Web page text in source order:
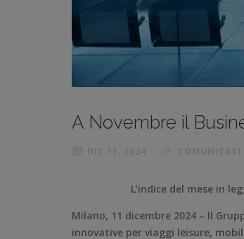
A Novembre il
L’indice del mese in
Milano, 11 dicembre 2024 – Il
innovative per viaggi leisure,